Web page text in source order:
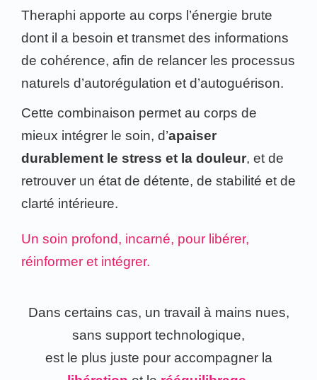
Theraphi apporte au corps l’énergie brute
dont il a besoin et transmet des informations
de cohérence, afin de relancer les processus
naturels d’autorégulation et d’autoguérison.
Cette combinaison permet au corps de
mieux intégrer le soin, d’apaiser
durablement le stress et la douleur, et de
retrouver un état de détente, de stabilité et de
clarté intérieure.
Un soin profond, incarné, pour libérer,
réinformer et intégrer.
Dans certains cas, un travail à mains nues,
sans support technologique,
est le plus juste pour accompagner la